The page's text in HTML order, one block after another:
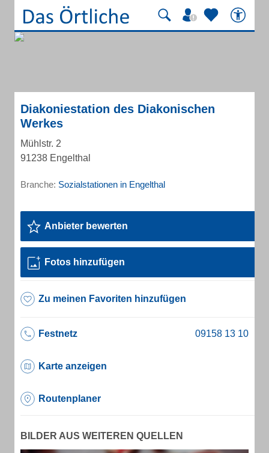
Diakoniestation des Diakonischen
Werkes
Mühlstr. 2
91238 Engelthal
Branche: Sozialstationen in Engelthal
Anbieter bewerten
Fotos hinzufügen
Zu meinen Favoriten hinzufügen
Festnetz
Karte anzeigen
Routenplaner
BILDER AUS WEITEREN QUELLEN